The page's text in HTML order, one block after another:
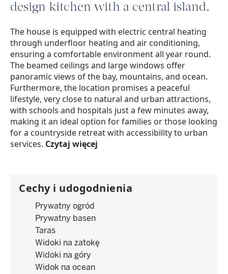
design kitchen with a central island.
The house is equipped with electric central heating
through underfloor heating and air conditioning,
ensuring a comfortable environment all year round.
The beamed ceilings and large windows offer
panoramic views of the bay, mountains, and ocean.
Furthermore, the location promises a peaceful
lifestyle, very close to natural and urban attractions,
with schools and hospitals just a few minutes away,
making it an ideal option for families or those looking
for a countryside retreat with accessibility to urban
services. Czytaj więcej
Cechy i udogodnienia
Prywatny ogród
Prywatny basen
Taras
Widoki na zatokę
Widoki na góry
Widok na ocean